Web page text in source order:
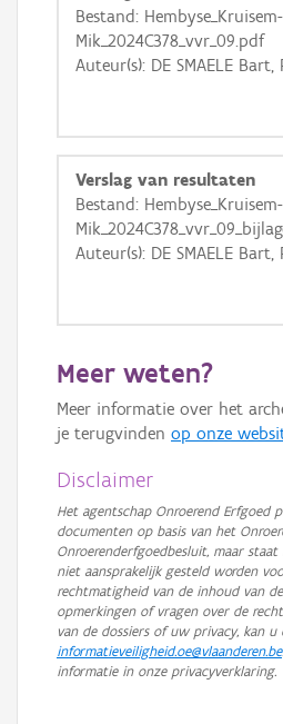
Basis Lagen
OSM-Basiskaart
GRB-Basiskaart
GRB-Basiskaart in
Bestand: Hembyse_Kruisem-
Mik_2024C378_vvr_09.pdf
Auteur(s): DE SMAELE Bart,
Verslag van resultaten
Bestand: Hembyse_Kruisem-
Auteur(s): DE SMAELE Bart,
Meer weten?
Meer informatie over het
je terugvinden op onze
Disclaimer
Het agentschap Onroerend Erfgoed
documenten op basis van het
Onroerenderfgoedbesluit, maar
niet aansprakelijk gesteld worden
rechtmatigheid van de inhoud van
opmerkingen of vragen over de
van de dossiers of uw privacy, kan
informatieveiligheid.oe@vlaanderen.be
informatie in onze privacyverklaring.